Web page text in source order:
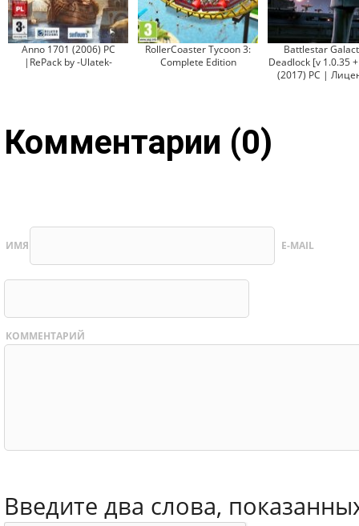
Anno 1701 (2006) PC
|RePack by -Ulatek-
RollerCoaster Tycoon 3:
Complete Edition
Battlestar
Deadlock [v 1.0.35
(2017) PC |
Комментарии (0)
ИМЯ E-MAIL
КОММЕНТАРИЙ
Введите два слова,